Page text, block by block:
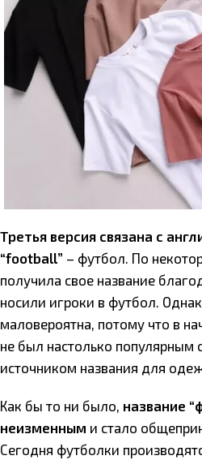
Третья версия связана с
“football” – футбол. По
получила свое название
носили игроки в футбол.
маловероятна, потому что в
не был настолько популярным
источником названия для
Как бы то ни было, название
неизменным и стало
Сегодня футболки